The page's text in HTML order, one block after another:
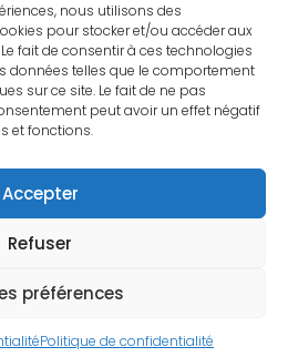
nous utilisons des
pour stocker et/ou accéder aux
fait de consentir à ces technologies
données telles que le comportement
sur ce site. Le fait de ne pas
peut avoir un effet négatif
et fonctions.
Accepter
Refuser
préférences
Politique de confidentialité